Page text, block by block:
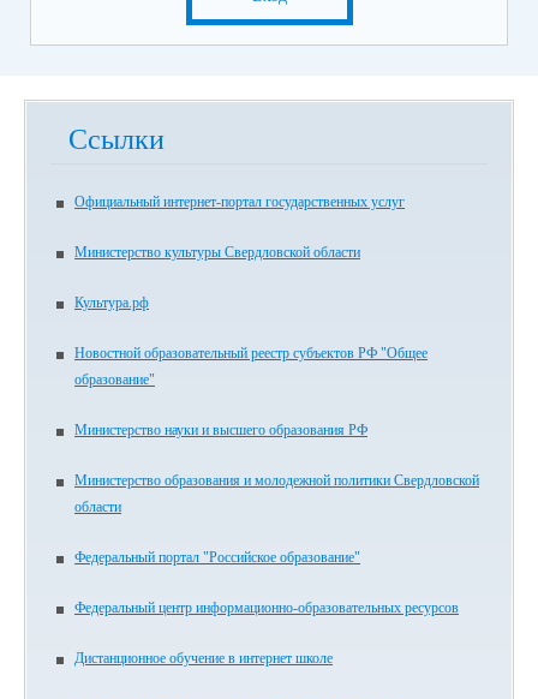
Ссылки
Официальный интернет-портал государственных услуг
Министерство культуры Свердловской области
Культура.рф
Новостной образовательный реестр субъектов РФ "Общее
образование"
Министерство науки и высшего образования РФ
Министерство образования и молодежной политики Свердловской
области
Федеральный портал "Российское образование"
Федеральный центр информационно-образовательных ресурсов
Дистанционное обучение в интернет школе